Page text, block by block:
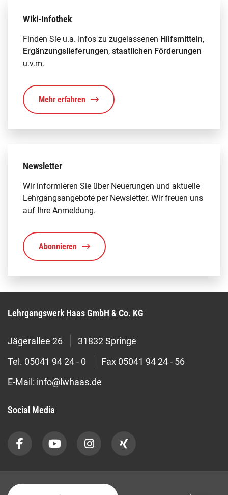
Wiki-Infothek
Finden Sie u.a. Infos zu zugelassenen Hilfsmitteln,
Ergänzungslieferungen, staatlichen Förderungen
u.v.m.
Mehr erfahren
Newsletter
Wir informieren Sie über Neuerungen und aktuelle
Lehrgangsangebote per Newsletter. Wir freuen uns
auf Ihre Anmeldung.
Abonnieren
Lehrgangswerk Haas GmbH & Co. KG
Jägerallee 26
31832 Springe
Tel. 05041 94 24 - 0 Fax 05041 94 24 - 56
E-Mail: info@lwhaas.de
Social Media